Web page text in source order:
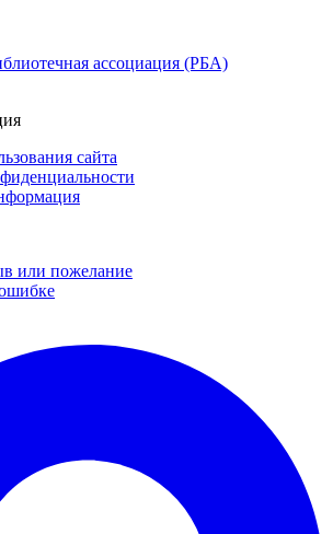
ассоциация (РБА)
сайта
или пожелание